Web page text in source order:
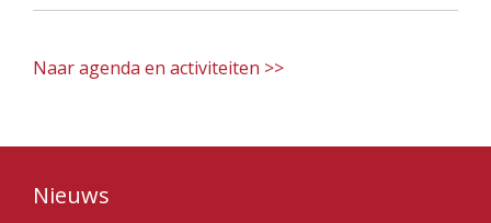
Naar agenda en activiteiten >>
Nieuws